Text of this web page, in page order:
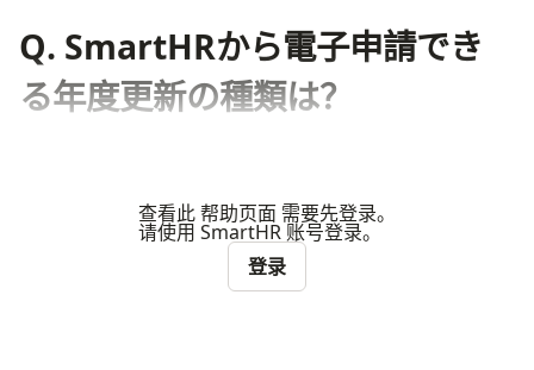
Q. SmartHRから電子申請でき
る年度更新の種類は？
查看此 帮助页面 需要先登录。
请使用 SmartHR 账号登录。
登录